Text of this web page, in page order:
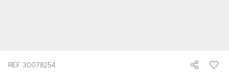
REF. 30078254